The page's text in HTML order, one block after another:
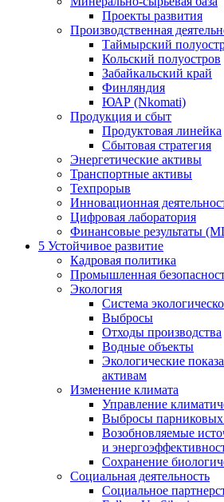
Проекты развития
Производственная
Таймырский
Кольский полуостров
Забайкальский край
Финляндия
ЮАР (Nkomati)
Продукция и сбыт
Продуктовая линейка
Сбытовая стратегия
Энергетические активы
Транспортные активы
Техпрорыв
Инновационная
Цифровая лаборатория
Финансовые результаты
5 Устойчивое развитие
Кадровая политика
Промышленная
Экология
Система
Выбросы
Отходы производства
Водные объекты
Экологические
активам
Изменение климата
Управление
Выбросы парниковых
Возобновляемые
и
Сохранение
Социальная деятельность
Социальное